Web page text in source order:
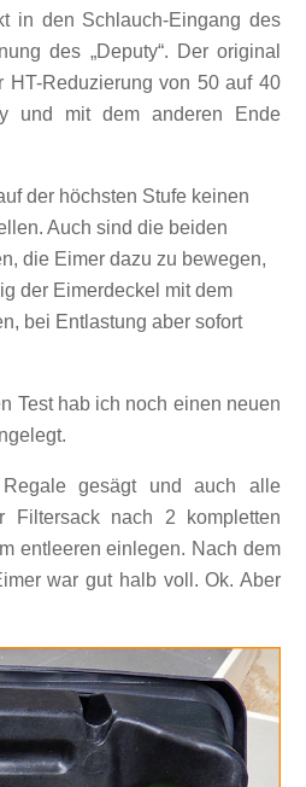
in den Schlauch-Eingang des
des „Deputy“. Der original
HT-Reduzierung von 50 auf 40
und mit dem anderen Ende
der höchsten Stufe keinen
Auch sind die beiden
die Eimer dazu zu bewegen,
der Eimerdeckel mit dem
bei Entlastung aber sofort
Test hab ich noch einen neuen
gesägt und auch alle
Filtersack nach 2 kompletten
entleeren einlegen. Nach dem
war gut halb voll. Ok. Aber